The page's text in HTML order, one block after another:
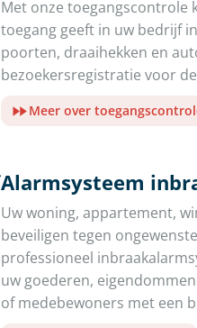
Met onze toegangscontrole
toegang geeft in uw bedrijf
poorten, draaihekken en
bezoekersregistratie voor
Meer over
Alarmsysteem
Uw woning, appartement,
beveiligen tegen
professioneel
uw goederen,
of medebewoners met een